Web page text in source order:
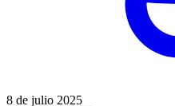
8 de julio 2025